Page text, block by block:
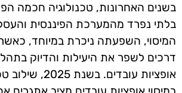
בשנים האחרונות, טכנולוגיה חכמה
בלתי נפרד מהמערכת הפיננסית
המיסוי, השפעתה ניכרת במיוחד,
דרכים לשפר את היעילות והדיוק
אופציות עובדים.